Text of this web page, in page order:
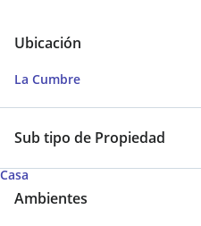
Ubicación
La Cumbre
Sub tipo de Propiedad
Casa
Ambientes